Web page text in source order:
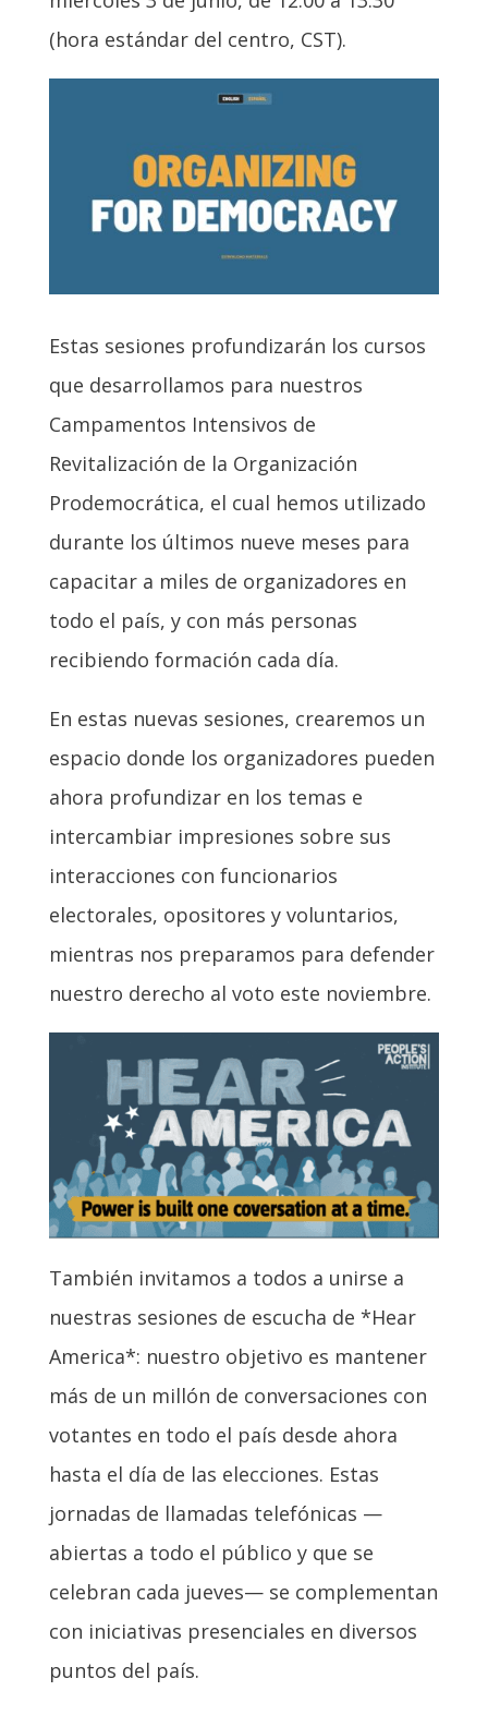
(hora estándar del centro, CST).
Estas sesiones profundizarán los cursos
que desarrollamos para nuestros
Campamentos Intensivos de
Revitalización de la Organización
Prodemocrática, el cual hemos utilizado
durante los últimos nueve meses para
capacitar a miles de organizadores en
todo el país, y con más personas
recibiendo formación cada día.
En estas nuevas sesiones, crearemos un
espacio donde los organizadores pueden
ahora profundizar en los temas e
intercambiar impresiones sobre sus
interacciones con funcionarios
electorales, opositores y voluntarios,
mientras nos preparamos para defender
nuestro derecho al voto este noviembre.
También invitamos a todos a unirse a
nuestras sesiones de escucha de *Hear
America*: nuestro objetivo es mantener
más de un millón de conversaciones con
votantes en todo el país desde ahora
hasta el día de las elecciones. Estas
jornadas de llamadas telefónicas —
abiertas a todo el público y que se
celebran cada jueves— se complementan
con iniciativas presenciales en diversos
puntos del país.